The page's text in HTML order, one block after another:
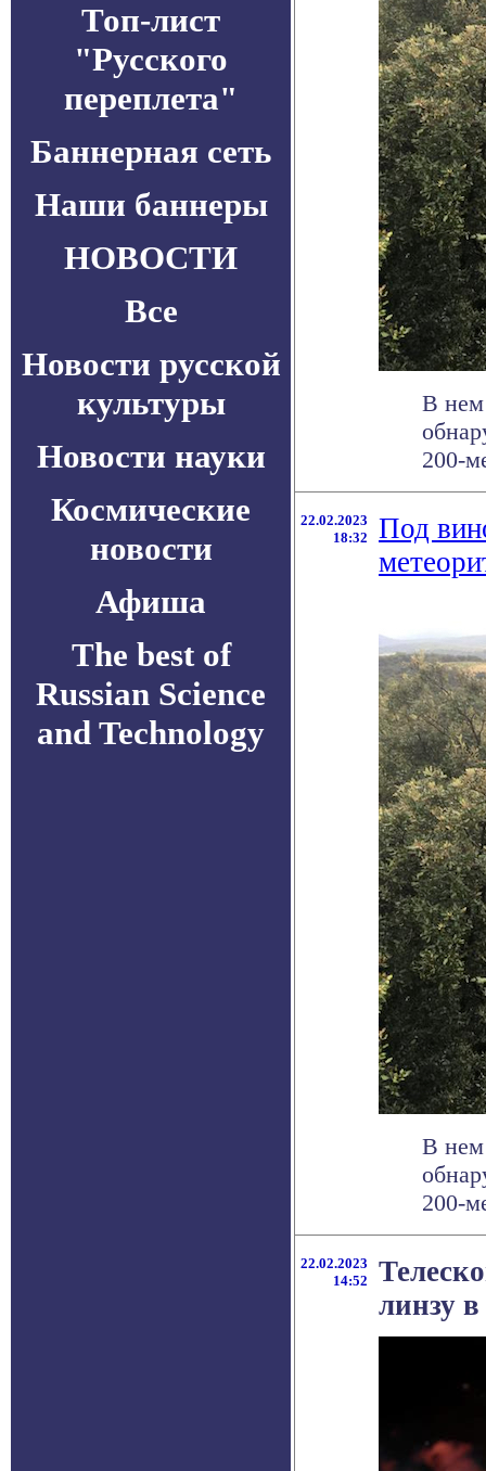
Топ-лист
"Русского
переплета"
Баннерная сеть
Наши баннеры
НОВОСТИ
Все
Новости русской
культуры
Новости науки
Космические
новости
Афиша
The best of
Russian Science
and Technology
В нем
200-
22.02.2023
18:32
Под
В нем
200-
22.02.2023
14:52
линзу